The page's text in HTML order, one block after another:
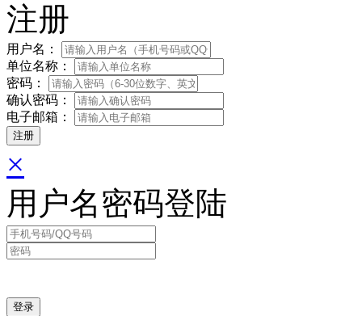
注册
用户名：
单位名称：
密码：
确认密码：
电子邮箱：
×
用户名密码登陆